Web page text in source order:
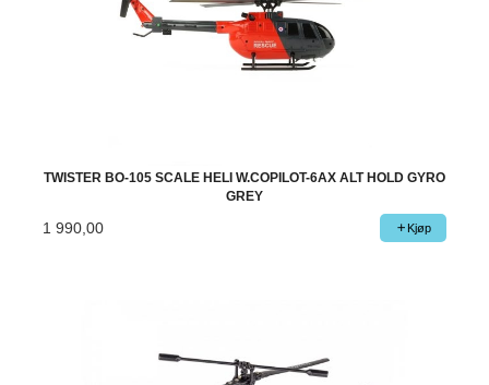
TWISTER BO-105 SCALE HELI W.COPILOT-6AX ALT HOLD GYRO
GREY
1 990,00 Kjøp